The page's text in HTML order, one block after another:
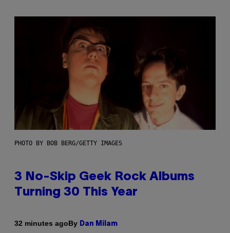
PHOTO BY BOB BERG/GETTY IMAGES
3 No-Skip Geek Rock Albums
Turning 30 This Year
32 minutes agoBy Dan Milam